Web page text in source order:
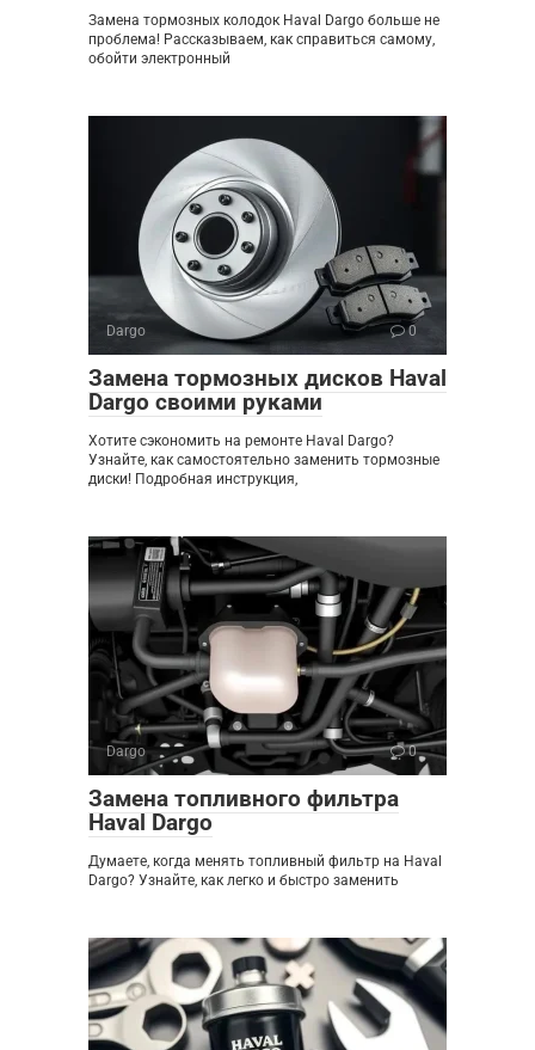
Замена тормозных колодок Haval Dargo больше не
проблема! Рассказываем, как справиться самому,
обойти электронный
Dargo 0
Замена тормозных дисков Haval
Dargo своими руками
Хотите сэкономить на ремонте Haval Dargo?
Узнайте, как самостоятельно заменить тормозные
диски! Подробная инструкция,
Dargo 0
Замена топливного фильтра
Haval Dargo
Думаете, когда менять топливный фильтр на Haval
Dargo? Узнайте, как легко и быстро заменить